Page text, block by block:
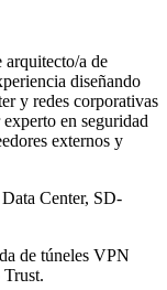
a de
diseñando
y redes corporativas
en seguridad
externos y
Center, SD-
de túneles VPN